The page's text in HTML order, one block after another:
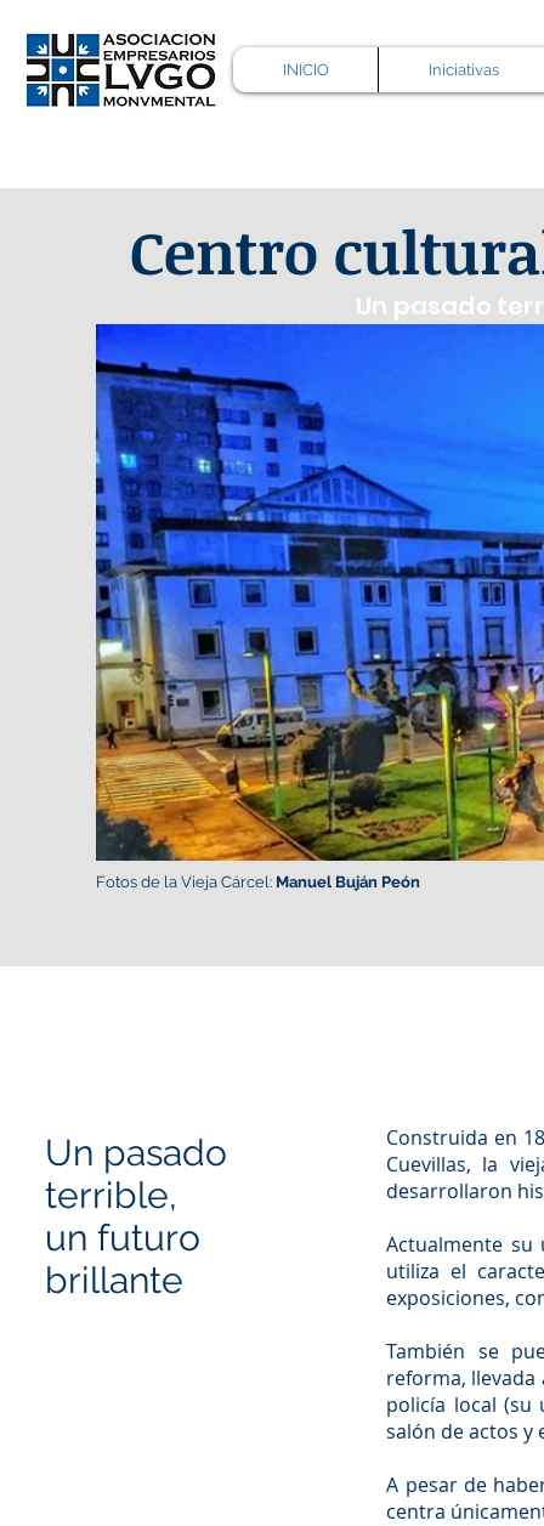
INICIO Iniciativas
Centro
Un pasado
Fotos de la Vieja Cárcel: Manuel Buján Peón
Un pasado
terrible,
un futuro
brillante
Construida en
Cuevillas, la
desarrollaron
Actualmente
utiliza el
exposiciones,
También se
reforma, llevada
policía local
salón de actos y
A pesar de
centra